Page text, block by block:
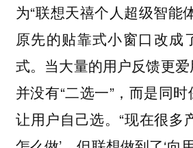
为“联想天禧个人超级智能
原先的贴靠式小窗口改成
式。当大量的用户反馈更
并没有“二选一”，而是同
让用户自己选。“现在很多